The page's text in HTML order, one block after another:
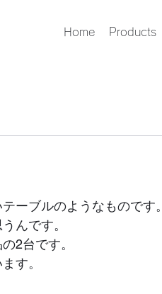
Home Products
ーブルのようなものです。
んです。
2台です。
す。